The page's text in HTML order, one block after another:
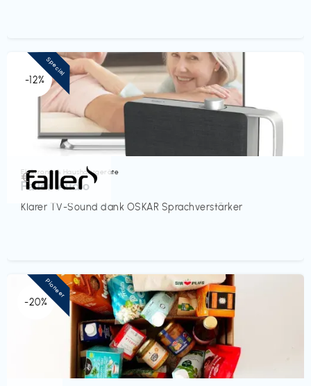
-12%
Elektronik & Haushaltsgeräte
Faller Audio
Klarer TV-Sound dank OSKAR Sprachverstärker
€‎
Special
-20%
Pioneer